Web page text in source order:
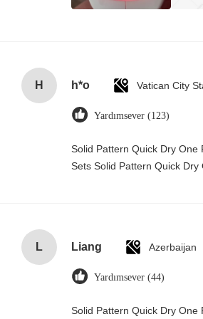
H h*o
Yardımsever (123)
Solid Pattern Quick Dry
Sets Solid Pattern Quick
L Liang Azerbaijan
Yardımsever (44)
Solid Pattern Quick Dry